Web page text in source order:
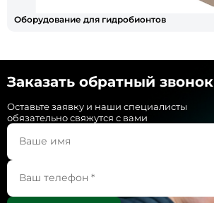
Оборудование для гидробионтов
Заказать обратный звонок
Оставьте заявку и наши специалисты
обязательно свяжутся с вами